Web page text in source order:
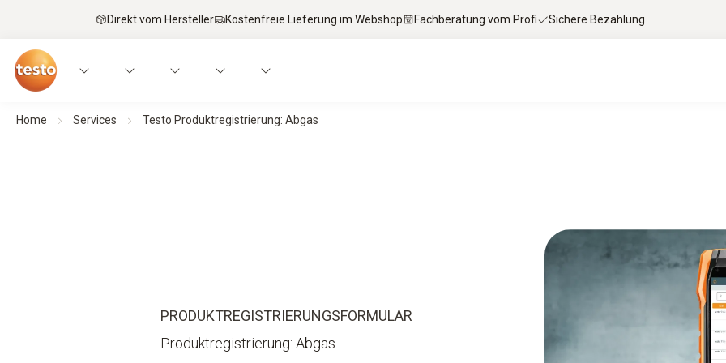
Direkt vom Hersteller Kostenfreie Lieferung im Webshop Fachberatung vom Profi Sichere Bezahlung
Home Services Testo Produktregistrierung: Abgas
PRODUKTREGISTRIERUNGSFORMULAR
Produktregistrierung: Abgas